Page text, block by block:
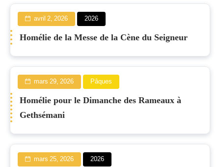
avril 2, 2026 2026
Homélie de la Messe de la Cène du Seigneur
mars 29, 2026 Pâques
Homélie pour le Dimanche des Rameaux à
Gethsémani
mars 25, 2026 2026